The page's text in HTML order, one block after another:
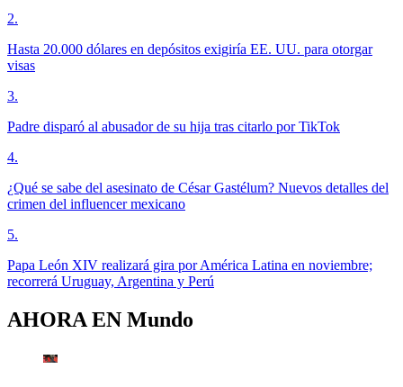
2.
Hasta 20.000 dólares en depósitos exigiría EE. UU. para otorgar
visas
3.
Padre disparó al abusador de su hija tras citarlo por TikTok
4.
¿Qué se sabe del asesinato de César Gastélum? Nuevos detalles del
crimen del influencer mexicano
5.
Papa León XIV realizará gira por América Latina en noviembre;
recorrerá Uruguay, Argentina y Perú
AHORA EN Mundo